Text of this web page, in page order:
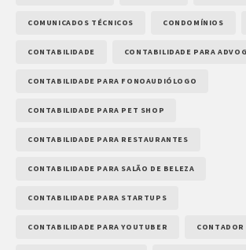
COMUNICADOS TÉCNICOS CONDOMÍNIOS
CONTABILIDADE CONTABILIDADE PARA
CONTABILIDADE PARA FONOAUDIÓLOGO
CONTABILIDADE PARA PET SHOP
CONTABILIDADE PARA RESTAURANTES
CONTABILIDADE PARA SALÃO DE BELEZA
CONTABILIDADE PARA STARTUPS
CONTABILIDADE PARA YOUTUBER CONTADOR